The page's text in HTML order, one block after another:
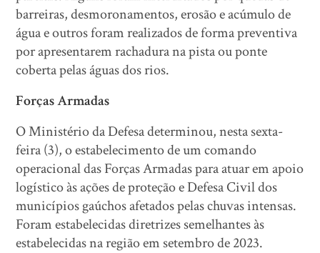
barreiras, desmoronamentos, erosão e acúmulo de
água e outros foram realizados de forma preventiva
por apresentarem rachadura na pista ou ponte
coberta pelas águas dos rios.
Forças Armadas
O Ministério da Defesa determinou, nesta sexta-
feira (3), o estabelecimento de um comando
operacional das Forças Armadas para atuar em apoio
logístico às ações de proteção e Defesa Civil dos
municípios gaúchos afetados pelas chuvas intensas.
Foram estabelecidas diretrizes semelhantes às
estabelecidas na região em setembro de 2023.